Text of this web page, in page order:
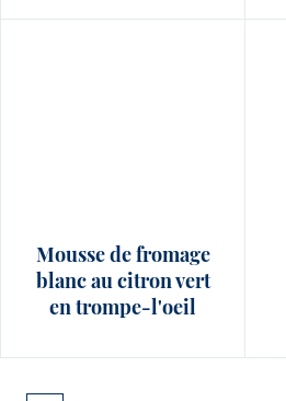
Mousse de fromage
blanc au citron​ vert
en trompe-l'oeil